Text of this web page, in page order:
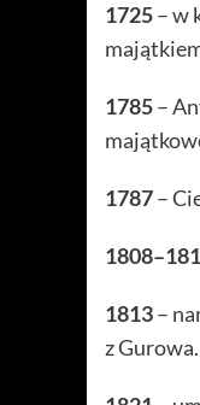
1725– w
1785–
1787–
1813–
z Gurowa.